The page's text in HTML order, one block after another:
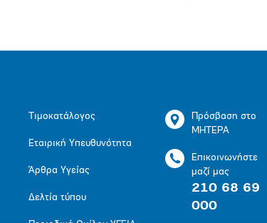
Τιμοκατάλογος
Εταιρική Υπευθυνότητα
Άρθρα Υγείας
Δελτία τύπου
Πρόσβαση στο
ΜΗΤΕΡΑ
Επικοινωνήστε
μαζί μας
210 68 69
000